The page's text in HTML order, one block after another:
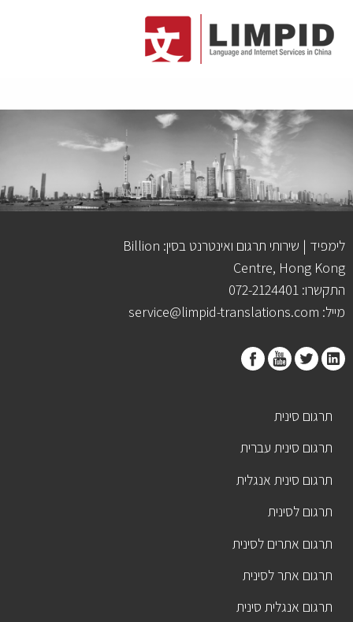
לימפיד | שירותי תרגום ואינטרנט בסין: Billion
Centre, Hong Kong
התקשרו: 072-2124401
מייל: service@limpid-translations.com
תרגום סינית
תרגום סינית עברית
תרגום סינית אנגלית
תרגום לסינית
תרגום אתרים לסינית
תרגום אתר לסינית
תרגום אנגלית סינית